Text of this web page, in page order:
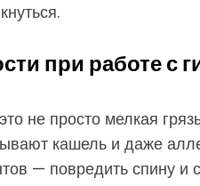
при работе с
не просто мелкая
кашель и даже
— повредить спину и